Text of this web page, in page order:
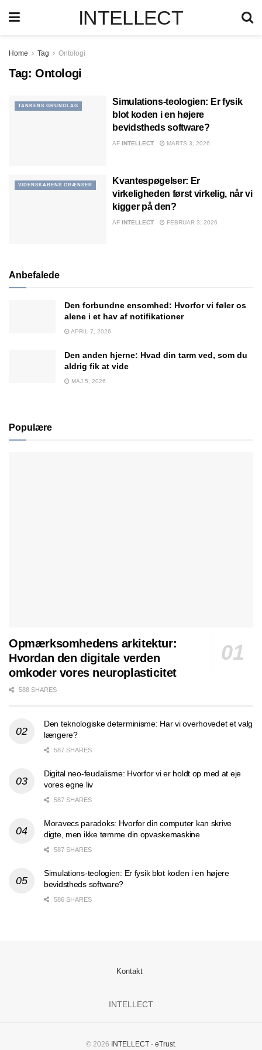
INTELLECT
Home Tag Ontologi
Tag: Ontologi
TANKENS GRUNDLAG
Simulations-teologien: Er fysik
blot koden i en højere
bevidstheds software?
AF INTELLECT MARTS 3, 2026
VIDENSKABENS GRÆNSER
Kvantespøgelser: Er
virkeligheden først virkelig, når vi
kigger på den?
AF INTELLECT FEBRUAR 3, 2026
Anbefalede
Den forbundne ensomhed: Hvorfor vi føler os
alene i et hav af notifikationer
APRIL 7, 2026
Den anden hjerne: Hvad din tarm ved, som du
aldrig fik at vide
MAJ 5, 2026
Populære
Opmærksomhedens arkitektur:
Hvordan den digitale verden
omkoder vores neuroplasticitet
588 SHARES
Den teknologiske determinisme: Har vi overhovedet et valg
længere?
587 SHARES
Digital neo-feudalisme: Hvorfor vi er holdt op med at eje
vores egne liv
587 SHARES
Moravecs paradoks: Hvorfor din computer kan skrive
digte, men ikke tømme din opvaskemaskine
587 SHARES
Simulations-teologien: Er fysik blot koden i en højere
bevidstheds software?
586 SHARES
Kontakt
INTELLECT
© 2026 INTELLECT- eTrust.